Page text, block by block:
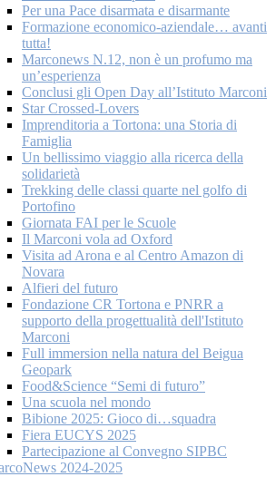
Per una Pace disarmata e disarmante
Formazione economico-aziendale… avanti
tutta!
Marconews N.12, non è un profumo ma
un’esperienza
Conclusi gli Open Day all’Istituto Marconi
Star Crossed-Lovers
Imprenditoria a Tortona: una Storia di
Famiglia
Un bellissimo viaggio alla ricerca della
solidarietà
Trekking delle classi quarte nel golfo di
Portofino
Giornata FAI per le Scuole
Il Marconi vola ad Oxford
Visita ad Arona e al Centro Amazon di
Novara
Alfieri del futuro
Fondazione CR Tortona e PNRR a
supporto della progettualità dell'Istituto
Marconi
Full immersion nella natura del Beigua
Geopark
Food&Science “Semi di futuro”
Una scuola nel mondo
Bibione 2025: Gioco di…squadra
Fiera EUCYS 2025
Partecipazione al Convegno SIPBC
2024-2025